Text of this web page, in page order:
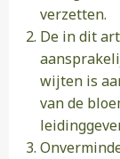
verzetten.
De in dit
wijten is
van de